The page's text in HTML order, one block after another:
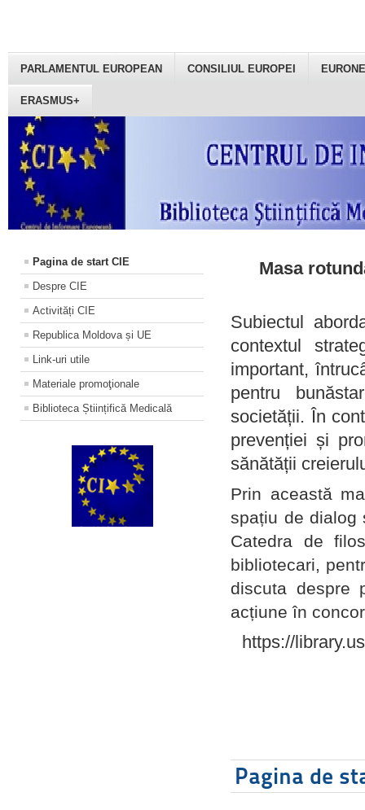
PARLAMENTUL EUROPEAN CONSILIUL EUROPEI
ERASMUS+
Pagina de start CIE
Despre CIE
Activități CIE
Republica Moldova și UE
Link-uri utile
Materiale promoţionale
Biblioteca Științifică Medicală
Masa
Subiectul
contextul
important,
pentru
societății. În
prevenției și
sănătății
Prin această
spațiu de dialog
Catedra de
bibliotecari,
discuta despre
acțiune în
https://
Pagina de